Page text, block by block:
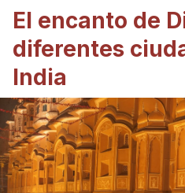
El encanto de
diferentes
India